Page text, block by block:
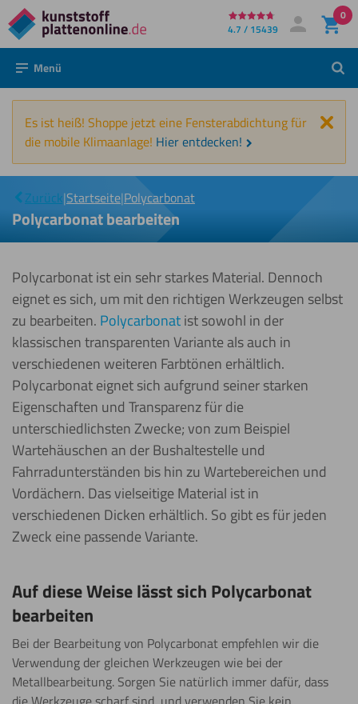
Direkt
zum
Inhalt
4.7 / 15439 Mein Konto
Anmelden
0
Menü
Es ist heiß! Shoppe jetzt eine Fensterabdichtung für
die mobile Klimaanlage! Hier entdecken!
Zurück|Startseite|Polycarbonat
Bearbeiten
Polycarbonat bearbeiten
Polycarbonat ist ein sehr starkes Material. Dennoch
eignet es sich, um mit den richtigen Werkzeugen selbst
zu bearbeiten. Polycarbonatist sowohl in der
klassischen transparenten Variante als auch in
verschiedenen weiteren Farbtönen erhältlich.
Polycarbonat eignet sich aufgrund seiner starken
Eigenschaften und Transparenz für die
unterschiedlichsten Zwecke; von zum Beispiel
Wartehäuschen an der Bushaltestelle und
Fahrradunterständen bis hin zu Wartebereichen und
Vordächern. Das vielseitige Material ist in
verschiedenen Dicken erhältlich. So gibt es für jeden
Zweck eine passende Variante.
Auf diese Weise lässt sich Polycarbonat
bearbeiten
Bei der Bearbeitung von Polycarbonat empfehlen wir die
Verwendung der gleichen Werkzeugen wie bei der
Metallbearbeitung. Sorgen Sie natürlich immer dafür, dass